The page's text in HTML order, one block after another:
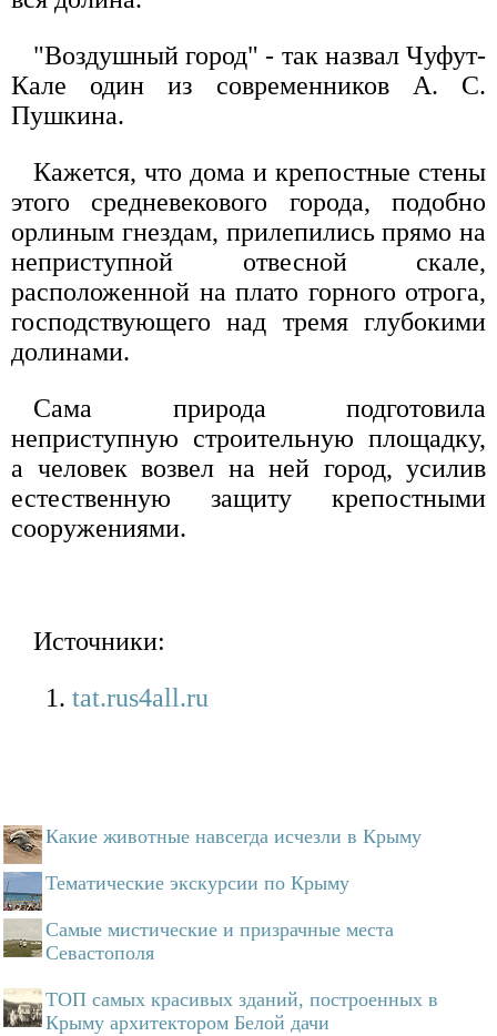
"Воздушный город" - так назвал Чуфут-
Кале один из современников А. С.
Пушкина.
Кажется, что дома и крепостные стены
этого средневекового города, подобно
орлиным гнездам, прилепились прямо на
неприступной отвесной скале,
расположенной на плато горного отрога,
господствующего над тремя глубокими
долинами.
Сама природа подготовила
неприступную строительную площадку,
а человек возвел на ней город, усилив
естественную защиту крепостными
сооружениями.
Источники:
tat.rus4all.ru
Какие животные навсегда исчезли в Крыму
Тематические экскурсии по Крыму
Самые мистические и призрачные места
Севастополя
ТОП самых красивых зданий, построенных в
Крыму архитектором Белой дачи